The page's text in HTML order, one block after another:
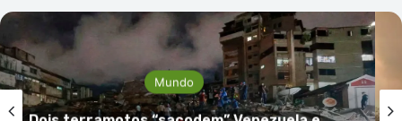
Mundo
França: Incêndio